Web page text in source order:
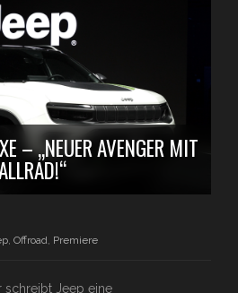
– „NEUER AVENGER MIT
, Offroad, Premiere
schreibt Jeep eine